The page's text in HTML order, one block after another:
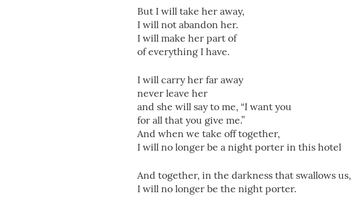
But I will take her away,
I will not abandon her.
I will make her part of
of everything I have.
I will carry her far away
never leave her
and she will say to me, “I want you
for all that you give me.”
And when we take off together,
I will no longer be a night porter in this hotel
And together, in the darkness that swallows us,
I will no longer be the night porter.